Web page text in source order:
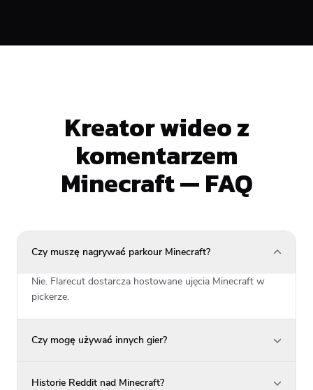
Kreator wideo z
komentarzem
Minecraft — FAQ
Czy muszę nagrywać parkour Minecraft?
Nie. Flarecut dostarcza hostowane ujęcia Minecraft w
pickerze.
Czy mogę używać innych gier?
Historie Reddit nad Minecraft?